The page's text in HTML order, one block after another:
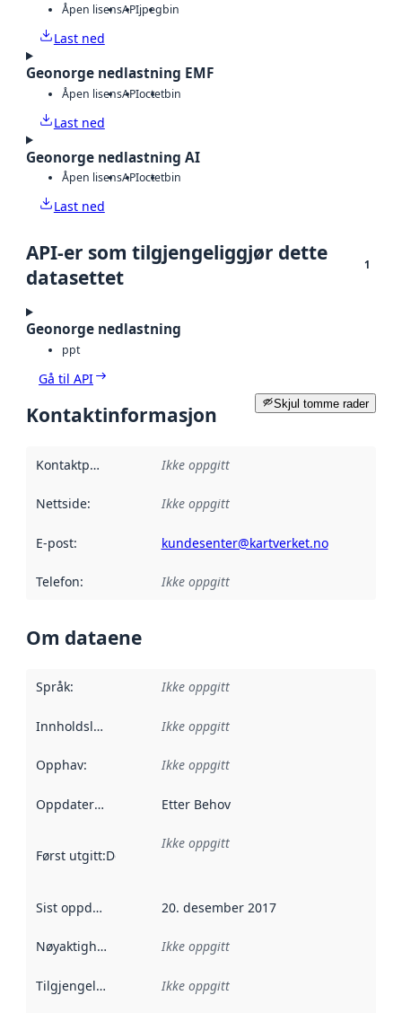
Åpen lisensAPIjpegbin
Last ned
Geonorge nedlastning EMF
Åpen lisensAPIoctetbin
Last ned
Geonorge nedlastning AI
Åpen lisensAPIoctetbin
Last ned
API-er som tilgjengeliggjør dette
datasettet
1
Geonorge nedlastning
ppt
Gå til API
Skjul tomme rader
Kontaktinformasjon
Kontaktpunkt Ikke oppgitt
Nettside: Ikke oppgitt
E-post: kundesenter@kartverket.no
Telefon: Ikke oppgitt
Om dataene
Språk: Ikke oppgitt
Innholdsleverandører :
Ikke oppgitt
Opphav: Ikke oppgitt
Oppdateringsfrekvens :
Etter Behov
Først utgitt:Denne datoen sier når dataene i dette
Ikke oppgitt
Sist oppdatert 20. desember 2017
Nøyaktighet Ikke oppgitt
Tilgjengelighet Ikke oppgitt